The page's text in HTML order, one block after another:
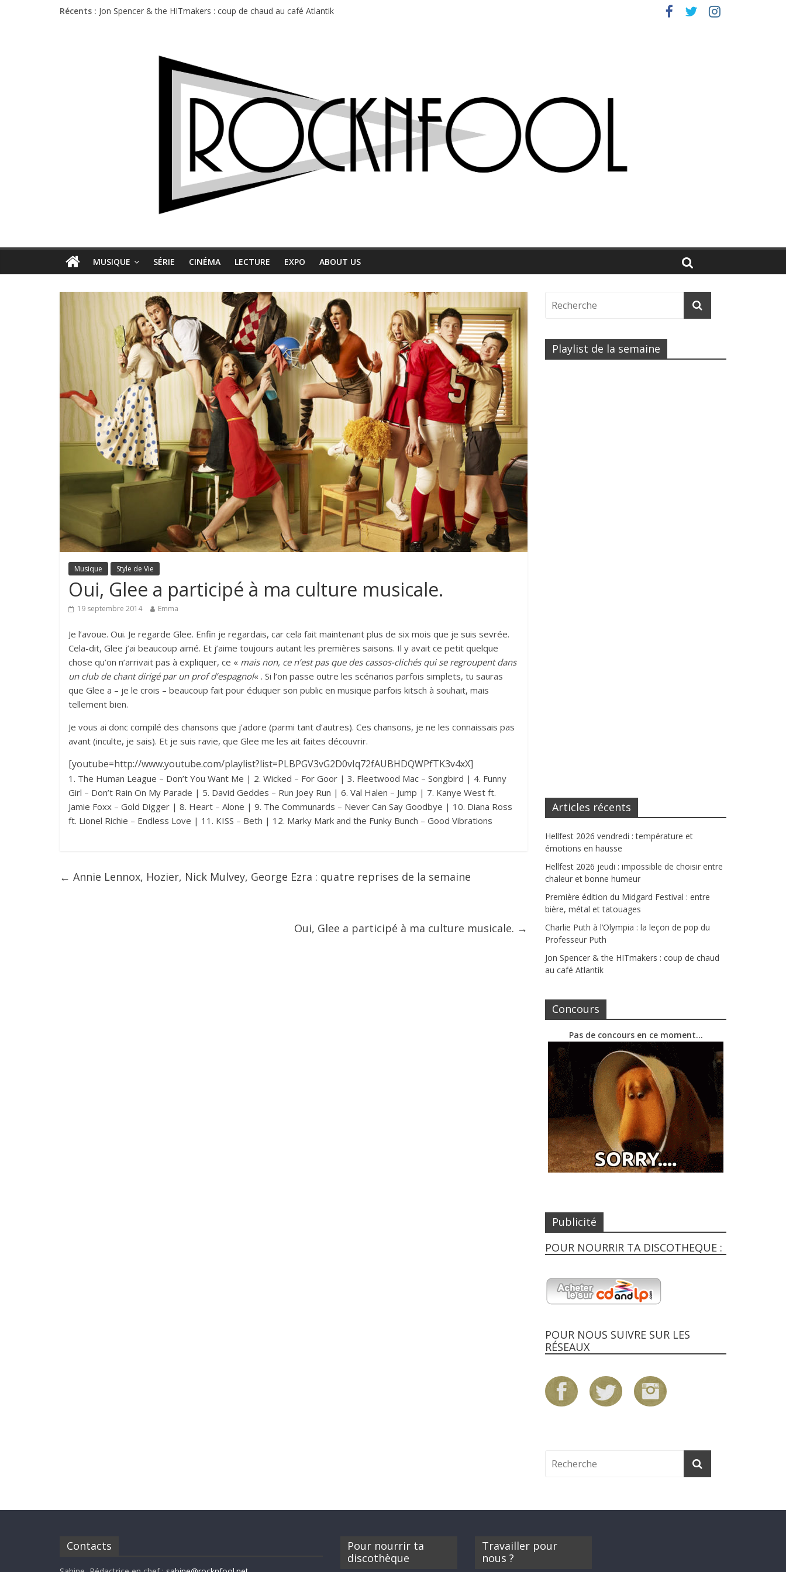
Récents : Jon Spencer & the HITmakers : coup de chaud au café Atlantik
Charlie Puth à l’Olympia : la leçon de pop du Professeur Puth
MUSIQUE SÉRIE CINÉMA LECTURE EXPO ABOUT US
Musique Style de Vie
Oui, Glee a participé à ma culture musicale.
19 septembre 2014 Emma
Je l’avoue. Oui. Je regarde Glee. Enfin je regardais, car cela fait maintenant plus de six mois que je suis sevrée.
Cela-dit, Glee j’ai beaucoup aimé. Et j’aime toujours autant les premières saisons. Il y avait ce petit quelque
chose qu’on n’arrivait pas à expliquer, ce « mais non, ce n’est pas que des cassos-clichés qui se regroupent dans
un club de chant dirigé par un prof d’espagnol« . Si l’on passe outre les scénarios parfois simplets, tu sauras
que Glee a – je le crois – beaucoup fait pour éduquer son public en musique parfois kitsch à souhait, mais
tellement bien.
Je vous ai donc compilé des chansons que j’adore (parmi tant d’autres). Ces chansons, je ne les connaissais pas
avant (inculte, je sais). Et je suis ravie, que Glee me les ait faites découvrir.
[youtube=http://www.youtube.com/playlist?list=PLBPGV3vG2D0vIq72fAUBHDQWPfTK3v4xX]
1. The Human League – Don’t You Want Me | 2. Wicked – For Goor | 3. Fleetwood Mac – Songbird | 4. Funny
Girl – Don’t Rain On My Parade | 5. David Geddes – Run Joey Run | 6. Val Halen – Jump | 7. Kanye West ft.
Jamie Foxx – Gold Digger | 8. Heart – Alone | 9. The Communards – Never Can Say Goodbye | 10. Diana Ross
ft. Lionel Richie – Endless Love | 11. KISS – Beth | 12. Marky Mark and the Funky Bunch – Good Vibrations
← Annie Lennox, Hozier, Nick Mulvey, George Ezra : quatre reprises de la semaine
Oui, Glee a participé à ma culture musicale. →
Playlist de la semaine
Articles récents
Hellfest 2026 vendredi : température et
émotions en hausse
Hellfest 2026 jeudi : impossible de choisir entre
chaleur et bonne humeur
Première édition du Midgard Festival : entre
bière, métal et tatouages
Charlie Puth à l’Olympia : la leçon de pop du
Professeur Puth
Jon Spencer & the HITmakers : coup de chaud
au café Atlantik
Concours
Pas de concours en ce moment…
Publicité
POUR NOURRIR TA DISCOTHEQUE :
POUR NOUS SUIVRE SUR LES
RÉSEAUX
Contacts
Pour nourrir ta
discothèque
Travailler pour
nous ?